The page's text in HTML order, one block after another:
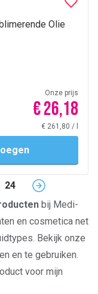
Olie
Onze prijs
€ 26,18
€ 261,80 /
24
bij Medi-
en cosmetica net
Bekijk onze
en te gebruiken.
voor mijn